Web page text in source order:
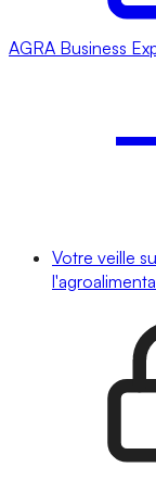
AGRA Business
Votre veille